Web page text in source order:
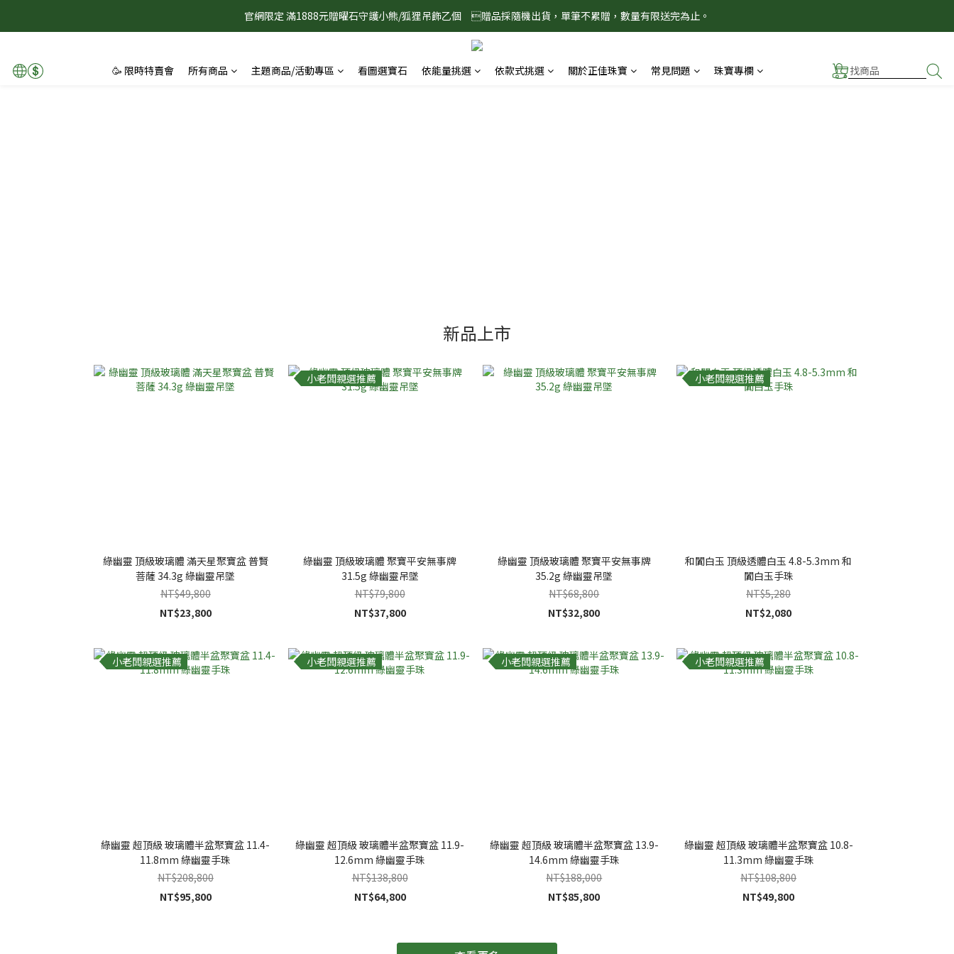
8/1-8/31 淨心護運 全館8折起 記得將商品加入購物車查看最終折扣金額！
官網限定 滿1888元贈曜石守護小熊/狐狸吊飾乙個　贈品採隨機出貨，單筆不累贈，數量有限送完為止。
8/1-8/31 淨心護運 全館8折起 記得將商品加入購物車查看最終折扣金額！
🥳 限時特賣會
所有商品 主題商品/活動專區 看圖選寶石 依能量挑選 依款式挑選 關於正佳珠寶 常見問題 珠寶專欄
新品上市
綠幽靈 頂級玻璃體 滿天星聚寶盆 普賢
菩薩 34.3g 綠幽靈吊墜
NT$49,800
NT$23,800
小老闆親選推薦
綠幽靈 頂級玻璃體 聚寶平安無事牌
31.5g 綠幽靈吊墜
NT$79,800
NT$37,800
綠幽靈 頂級玻璃體 聚寶平安無事牌
35.2g 綠幽靈吊墜
NT$68,800
NT$32,800
小老闆親選推薦
和闐白玉 頂級透體白玉 4.8-5.3mm 和
闐白玉手珠
NT$5,280
NT$2,080
小老闆親選推薦
綠幽靈 超頂級 玻璃體半盆聚寶盆 11.4-
11.8mm 綠幽靈手珠
NT$208,800
NT$95,800
小老闆親選推薦
綠幽靈 超頂級 玻璃體半盆聚寶盆 11.9-
12.6mm 綠幽靈手珠
NT$138,800
NT$64,800
小老闆親選推薦
綠幽靈 超頂級 玻璃體半盆聚寶盆 13.9-
14.6mm 綠幽靈手珠
NT$188,000
NT$85,800
小老闆親選推薦
綠幽靈 超頂級 玻璃體半盆聚寶盆 10.8-
11.3mm 綠幽靈手珠
NT$108,800
NT$49,800